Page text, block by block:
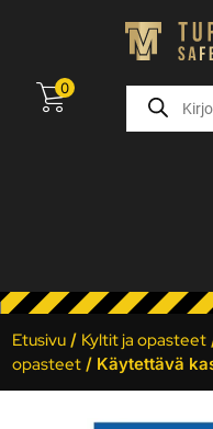
0
Etusivu / Kyltit ja opasteet
opasteet / Käytettävä